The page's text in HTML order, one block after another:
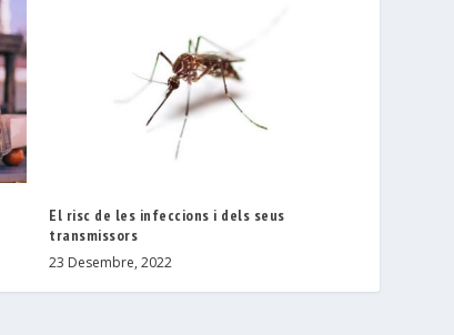
El risc de les infeccions i dels seus
transmissors
23 Desembre, 2022